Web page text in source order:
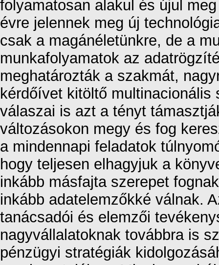
folyamatosan alakul és újul
évre jelennek meg új
csak a magánéletünkre, de a
munkafolyamatok az
meghatározták a szakmát,
kérdőívet kitöltő
válaszai is azt a tényt
változásokon megy és fog
a mindennapi feladatok
hogy teljesen elhagyjuk a
inkább másfajta szerepet
inkább adatelemzőkké válnak.
tanácsadói és elemzői
nagyvállalatoknak továbbra is
pénzügyi stratégiák